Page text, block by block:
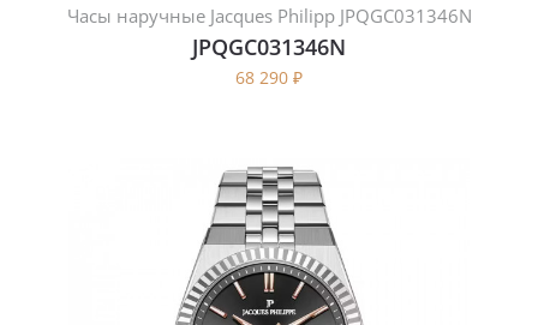
Часы наручные Jacques Philipp JPQGC031346N
JPQGC031346N
68 290 ₽